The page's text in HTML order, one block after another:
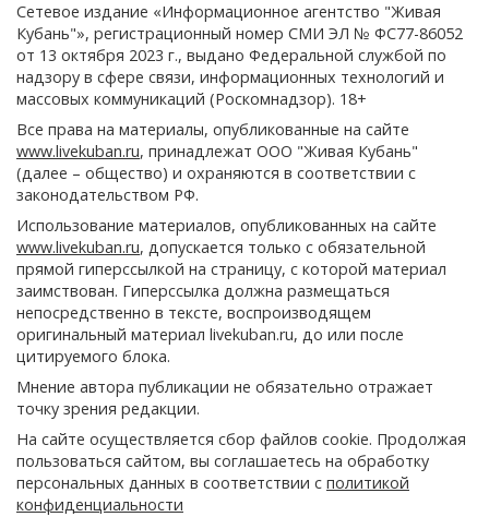
Сетевое издание «Информационное агентство "Живая
Кубань"», регистрационный номер СМИ ЭЛ № ФС77-86052
от 13 октября 2023 г., выдано Федеральной службой по
надзору в сфере связи, информационных технологий и
массовых коммуникаций (Роскомнадзор). 18+
Все права на материалы, опубликованные на сайте
www.livekuban.ru, принадлежат ООО "Живая Кубань"
(далее – общество) и охраняются в соответствии с
законодательством РФ.
Использование материалов, опубликованных на сайте
www.livekuban.ru, допускается только с обязательной
прямой гиперссылкой на страницу, с которой материал
заимствован. Гиперссылка должна размещаться
непосредственно в тексте, воспроизводящем
оригинальный материал livekuban.ru, до или после
цитируемого блока.
Мнение автора публикации не обязательно отражает
точку зрения редакции.
На сайте осуществляется сбор файлов cookie. Продолжая
пользоваться сайтом, вы соглашаетесь на обработку
персональных данных в соответствии с политикой
конфиденциальности